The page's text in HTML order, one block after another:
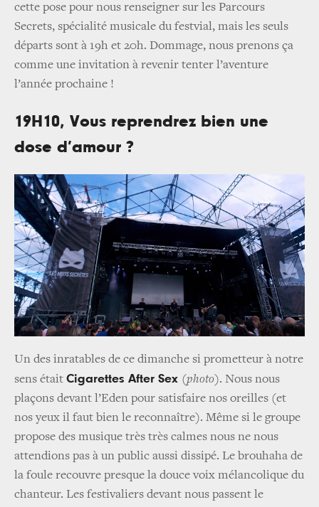
cette pose pour nous renseigner sur les Parcours
Secrets, spécialité musicale du festvial, mais les seuls
départs sont à 19h et 20h. Dommage, nous prenons ça
comme une invitation à revenir tenter l’aventure
l’année prochaine !
19H10, Vous reprendrez bien une
dose d’amour ?
Un des inratables de ce dimanche si prometteur à notre
sens était Cigarettes After Sex (photo). Nous nous
plaçons devant l’Eden pour satisfaire nos oreilles (et
nos yeux il faut bien le reconnaître). Même si le groupe
propose des musique très très calmes nous ne nous
attendions pas à un public aussi dissipé. Le brouhaha de
la foule recouvre presque la douce voix mélancolique du
chanteur. Les festivaliers devant nous passent le